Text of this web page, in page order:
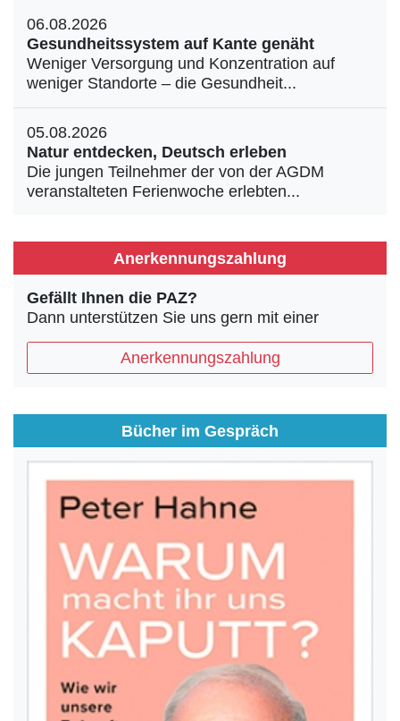
06.08.2026
Gesundheitssystem auf Kante genäht
Weniger Versorgung und Konzentration auf
weniger Standorte – die Gesundheit...
05.08.2026
Natur entdecken, Deutsch erleben
Die jungen Teilnehmer der von der AGDM
veranstalteten Ferienwoche erlebten...
Anerkennungszahlung
Gefällt Ihnen die PAZ?
Dann unterstützen Sie uns gern mit einer
Anerkennungszahlung
Bücher im Gespräch